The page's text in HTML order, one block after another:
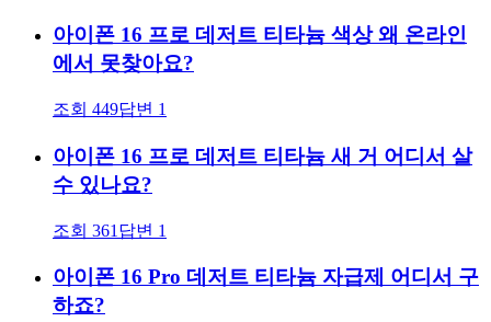
아이폰 16 프로 데저트 티타늄 색상 왜 온라인
에서 못찾아요?
조회 449답변 1
아이폰 16 프로 데저트 티타늄 새 거 어디서 살
수 있나요?
조회 361 답변 1
아이폰 16 Pro 데저트 티타늄 자급제 어디서 구
하죠?